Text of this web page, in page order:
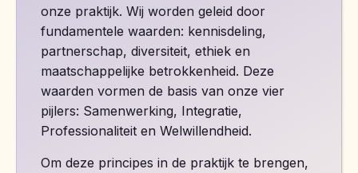
onze praktijk. Wij worden geleid door
fundamentele waarden: kennisdeling,
partnerschap, diversiteit, ethiek en
maatschappelijke betrokkenheid. Deze
waarden vormen de basis van onze vier
pijlers: Samenwerking, Integratie,
Professionaliteit en Welwillendheid.
Om deze principes in de praktijk te brengen,